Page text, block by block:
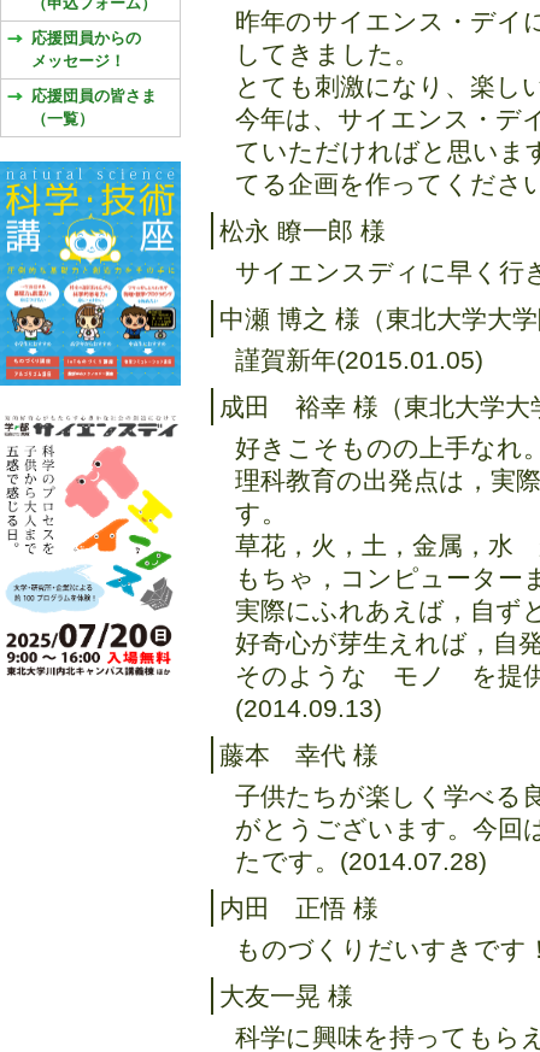
昨年のサイエンス・デイ
してきました。
とても刺激になり、楽し
今年は、サイエンス・デ
ていただければと思いま
てる企画を作ってくださ
松永 瞭一郎 様
サイエンスディに早く行
中瀬 博之 様（東北大学大
謹賀新年(2015.01.05)
成田 裕幸 様（東北大学大
好きこそものの上手なれ
理科教育の出発点は，実
す。
草花，火，土，金属，
もちゃ，コンピュータ
実際にふれあえば，自ず
好奇心が芽生えれば，自
そのような モノ を提供
(2014.09.13)
藤本 幸代 様
子供たちが楽しく学べる
がとうございます。今回
たです。(2014.07.28)
内田 正悟 様
ものづくりだいすきです
大友一晃 様
科学に興味を持ってもら
応援団員からの
メッセージ！
応援団員の皆さま
（一覧）